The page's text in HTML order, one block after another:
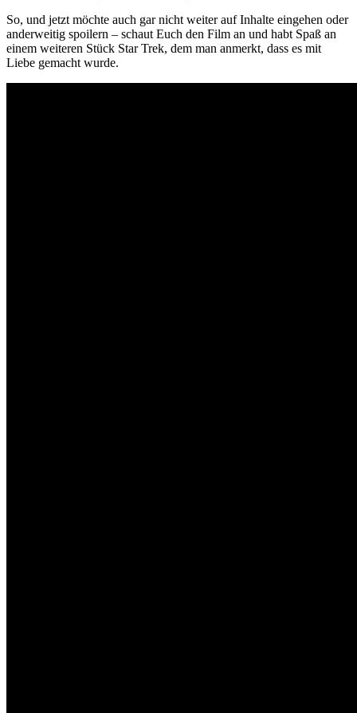
So, und jetzt möchte auch gar nicht weiter auf Inhalte eingehen oder
anderweitig spoilern – schaut Euch den Film an und habt Spaß an
einem weiteren Stück Star Trek, dem man anmerkt, dass es mit
Liebe gemacht wurde.